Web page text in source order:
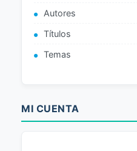
Autores
Títulos
Temas
MI CUENTA